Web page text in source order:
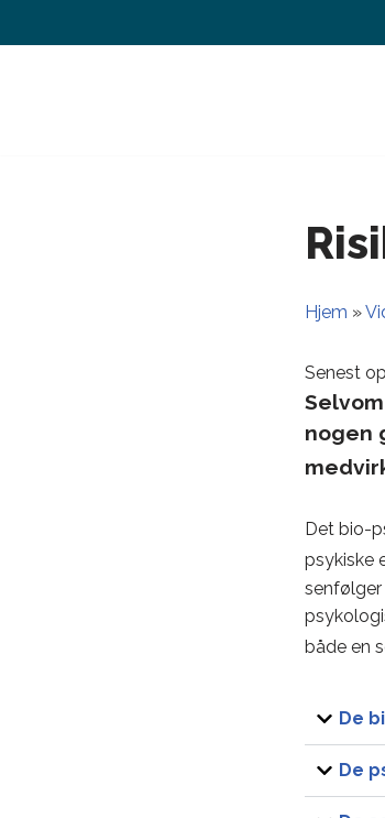
Hjem »
Senest
nogen
Det bio-
psykiske
senfølger
både en
De
De